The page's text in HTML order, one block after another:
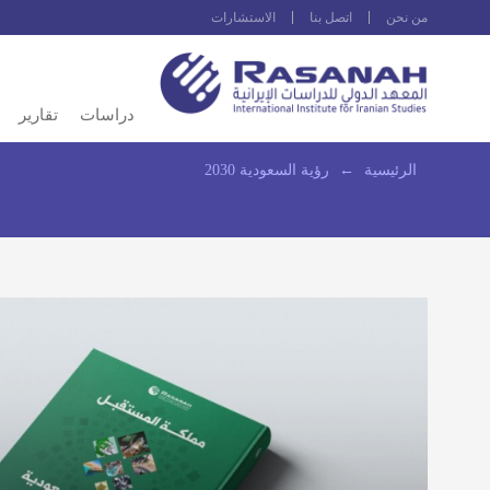
من نحن اتصل بنا الاستشارات
دراسات تقارير
الرئيسية ← رؤية السعودية 2030